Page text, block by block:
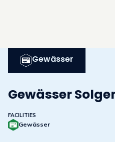
Gewässer
Gewässer
FACILITIES
Gewässer